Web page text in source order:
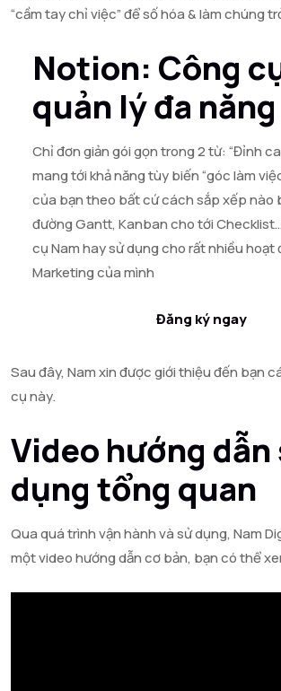
“cầm tay chỉ việc” để số hóa & làm chúng
Notion: Công
quản lý đa năng
Chỉ đơn giản gói gọn trong 2 từ: “Đỉnh
mang tới khả năng tùy biến “góc làm
của bạn theo bất cứ cách sắp xếp nào
đường Gantt, Kanban cho tới
cụ Nam hay sử dụng cho rất nhiều hoạt
Marketing của mình
Đăng ký ngay
Sau đây, Nam xin được giới thiệu đến bạn
cụ này.
Video hướng dẫn
dụng tổng quan
Qua quá trình vận hành và sử dụng, Nam
một video hướng dẫn cơ bản, bạn có thể